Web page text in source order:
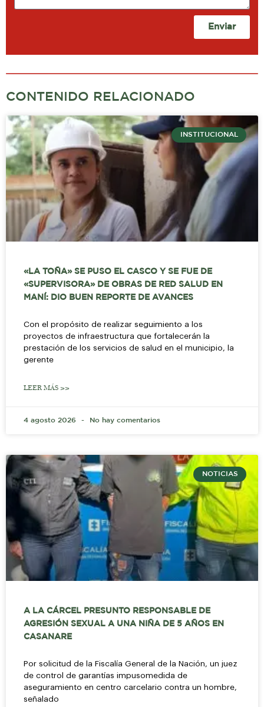
Enviar
CONTENIDO RELACIONADO
INSTITUCIONAL
«LA TOÑA» SE PUSO EL CASCO Y SE FUE DE
«SUPERVISORA» DE OBRAS DE RED SALUD EN
MANÍ: DIO BUEN REPORTE DE AVANCES
Con el propósito de realizar seguimiento a los
proyectos de infraestructura que fortalecerán la
prestación de los servicios de salud en el municipio, la
gerente
LEER MÁS >>
4 agosto 2026 No hay comentarios
NOTICIAS
A LA CÁRCEL PRESUNTO RESPONSABLE DE
AGRESIÓN SEXUAL A UNA NIÑA DE 5 AÑOS EN
CASANARE
Por solicitud de la Fiscalía General de la Nación, un juez
de control de garantías impusomedida de
aseguramiento en centro carcelario contra un hombre,
señalado